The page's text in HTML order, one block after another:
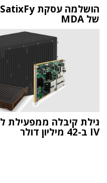
של MDA
IV ב-42 מיליון דולר